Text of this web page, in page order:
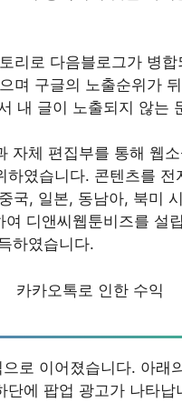
리로 다음블로그가 병
며 구글의 노출순위가
내 글이 노출되지 않는
자체 편집부를 통해 웹
였습니다. 콘텐츠를
국, 일본, 동남아, 북미
디앤씨웹툰비즈를 설
하였습니다.
카카오톡로 인한 수익
로 이어졌습니다. 아래
에 팝업 광고가 나타